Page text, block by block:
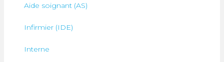
Aide soignant (AS)
Infirmier (IDE)
Interne